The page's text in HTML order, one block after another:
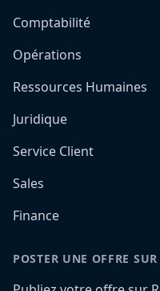
Comptabilité
Opérations
Ressources Humaines
Juridique
Service Client
Sales
Finance
POSTER UNE OFFRE